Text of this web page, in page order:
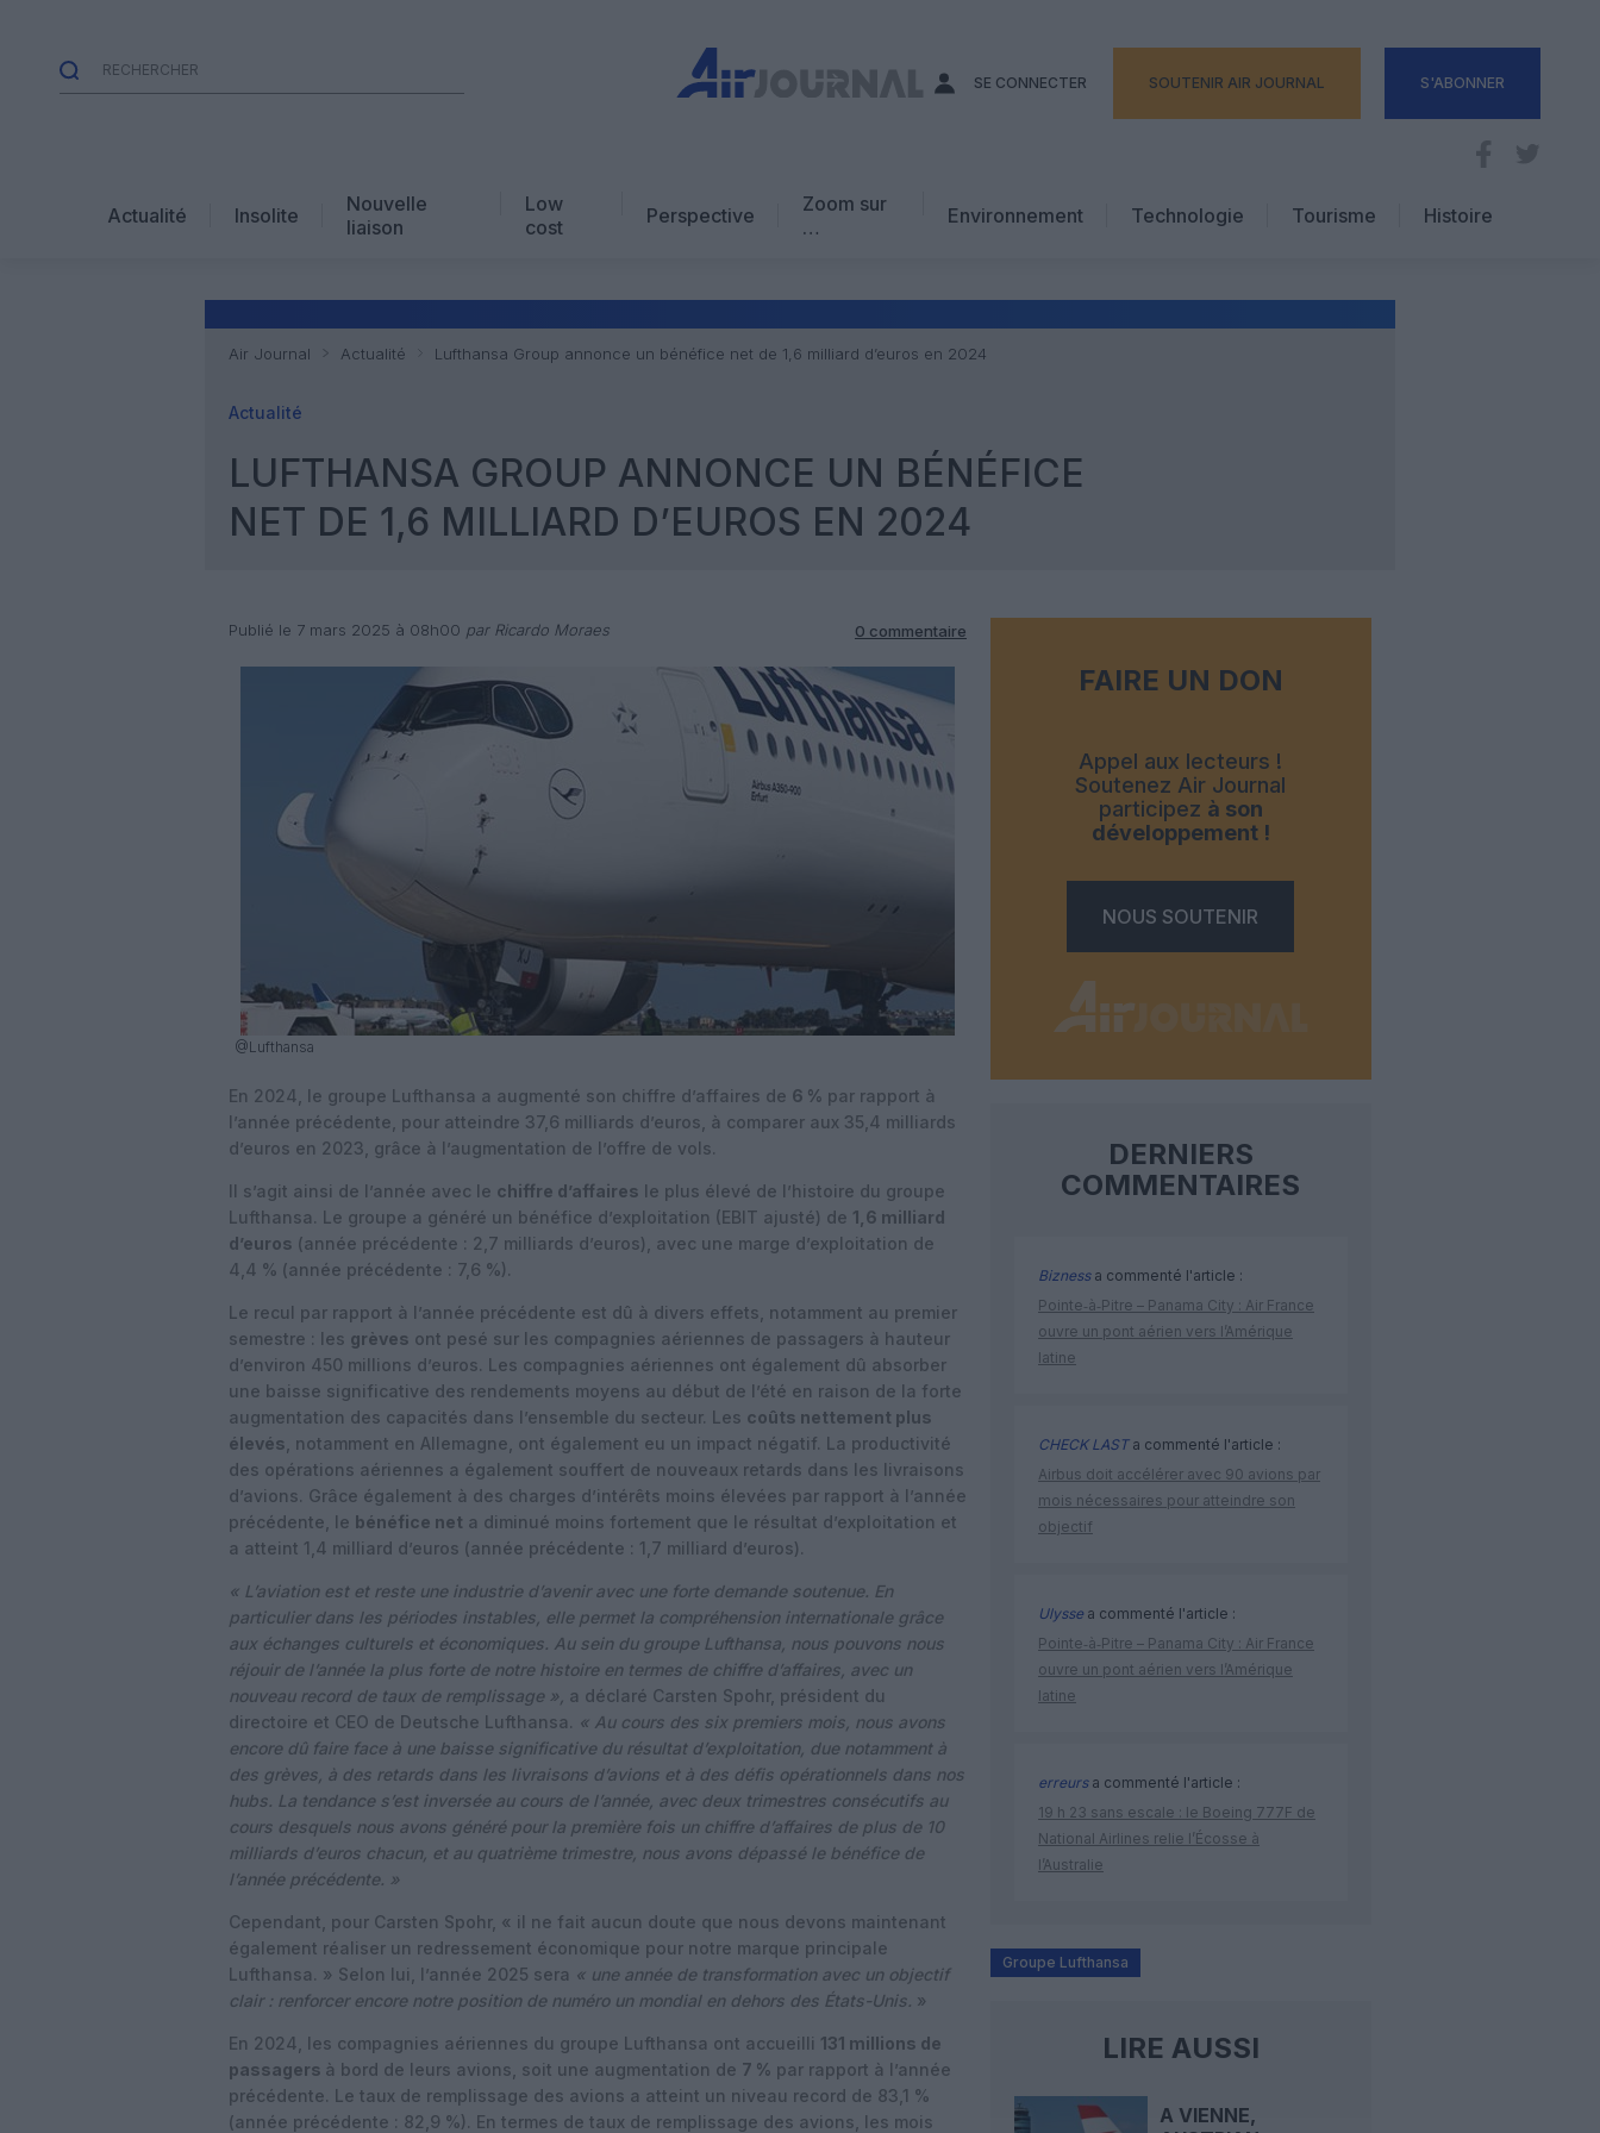
SE CONNECTER SOUTENIR AIR JOURNAL S'ABONNER
Actualité Insolite
Nouvelle
liaison
Low
cost
Perspective
Zoom sur
…
Avis d’expert
Environnement Technologie
Tourisme
Hôtellerie
Histoire
Air Journal Actualité Lufthansa Group annonce un bénéfice net de 1,6 milliard d’euros en 2024
Actualité
LUFTHANSA GROUP ANNONCE UN BÉNÉFICE
NET DE 1,6 MILLIARD D’EUROS EN 2024
Publié le 7 mars 2025 à 08h00 par Ricardo Moraes 0 commentaire
@Lufthansa
En 2024, le groupe Lufthansa a augmenté son chiffre d’affaires de 6 % par rapport à
l’année précédente, pour atteindre 37,6 milliards d’euros, à comparer aux 35,4 milliards
d’euros en 2023, grâce à l’augmentation de l’offre de vols.
Il s’agit ainsi de l’année avec le chiffre d’affaires le plus élevé de l’histoire du groupe
Lufthansa. Le groupe a généré un bénéfice d’exploitation (EBIT ajusté) de 1,6 milliard
d’euros (année précédente : 2,7 milliards d’euros), avec une marge d’exploitation de
4,4 % (année précédente : 7,6 %).
Le recul par rapport à l’année précédente est dû à divers effets, notamment au premier
semestre : les grèves ont pesé sur les compagnies aériennes de passagers à hauteur
d’environ 450 millions d’euros. Les compagnies aériennes ont également dû absorber
une baisse significative des rendements moyens au début de l’été en raison de la forte
augmentation des capacités dans l’ensemble du secteur. Les coûts nettement plus
élevés , notamment en Allemagne, ont également eu un impact négatif. La productivité
des opérations aériennes a également souffert de nouveaux retards dans les livraisons
d’avions. Grâce également à des charges d’intérêts moins élevées par rapport à l’année
précédente, le bénéfice net a diminué moins fortement que le résultat d’exploitation et
a atteint 1,4 milliard d’euros (année précédente : 1,7 milliard d’euros).
« L’aviation est et reste une industrie d’avenir avec une forte demande soutenue. En
particulier dans les périodes instables, elle permet la compréhension internationale grâce
aux échanges culturels et économiques. Au sein du groupe Lufthansa, nous pouvons nous
réjouir de l’année la plus forte de notre histoire en termes de chiffre d’affaires, avec un
nouveau record de taux de remplissage », a déclaré Carsten Spohr, président du
directoire et CEO de Deutsche Lufthansa. « Au cours des six premiers mois, nous avons
encore dû faire face à une baisse significative du résultat d’exploitation, due notamment à
des grèves, à des retards dans les livraisons d’avions et à des défis opérationnels dans nos
hubs. La tendance s’est inversée au cours de l’année, avec deux trimestres consécutifs au
cours desquels nous avons généré pour la première fois un chiffre d’affaires de plus de 10
milliards d’euros chacun, et au quatrième trimestre, nous avons dépassé le bénéfice de
l’année précédente. »
Cependant, pour Carsten Spohr, « il ne fait aucun doute que nous devons maintenant
également réaliser un redressement économique pour notre marque principale
Lufthansa. » Selon lui, l’année 2025 sera « une année de transformation avec un objectif
clair : renforcer encore notre position de numéro un mondial en dehors des États-Unis. »
En 2024, les compagnies aériennes du groupe Lufthansa ont accueilli 131 millions de
passagers à bord de leurs avions, soit une augmentation de 7 % par rapport à l’année
précédente. Le taux de remplissage des avions a atteint un niveau record de 83,1 %
(année précédente : 82,9 %). En termes de taux de remplissage des avions, les mois
FAIRE UN DON
Appel aux lecteurs !
Soutenez Air Journal
participez à son
développement !
NOUS SOUTENIR
DERNIERS
COMMENTAIRES
Biznessa commenté l'article :
Pointe‑à‑Pitre – Panama City : Air France
ouvre un pont aérien vers l’Amérique
latine
CHECK LASTa commenté l'article :
Airbus doit accélérer avec 90 avions par
mois nécessaires pour atteindre son
objectif
Ulyssea commenté l'article :
Pointe‑à‑Pitre – Panama City : Air France
ouvre un pont aérien vers l’Amérique
latine
erreursa commenté l'article :
19 h 23 sans escale : le Boeing 777F de
National Airlines relie l’Écosse à
l’Australie
Groupe Lufthansa
LIRE AUSSI
A VIENNE,